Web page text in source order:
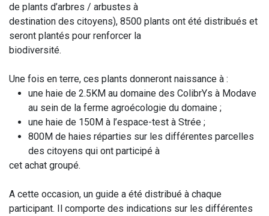
de plants d’arbres / arbustes à
destination des citoyens), 8500 plants ont été distribués et
seront plantés pour renforcer la
biodiversité.
Une fois en terre, ces plants donneront naissance à :
une haie de 2.5KM au domaine des ColibrYs à Modave
au sein de la ferme agroécologie du domaine ;
une haie de 150M à l’espace-test à Strée ;
800M de haies réparties sur les différentes parcelles
des citoyens qui ont participé à
cet achat groupé.
A cette occasion, un guide a été distribué à chaque
participant. Il comporte des indications sur les différentes